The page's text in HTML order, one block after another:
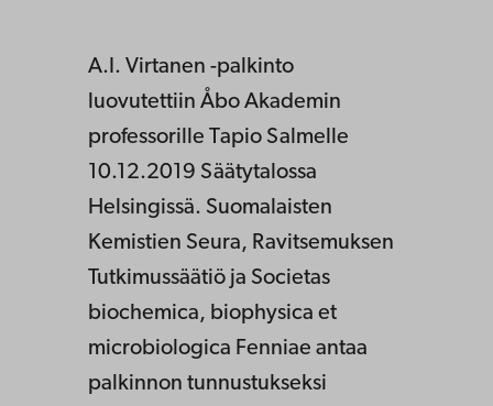
A.I. Virtanen -palkinto
luovutettiin Åbo Akademin
professorille Tapio Salmelle
10.12.2019 Säätytalossa
Helsingissä. Suomalaisten
Kemistien Seura, Ravitsemuksen
Tutkimussäätiö ja Societas
biochemica, biophysica et
microbiologica Fenniae antaa
palkinnon tunnustukseksi